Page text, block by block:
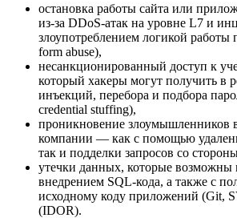
остановка работы сайта или
из-за DDoS-атак на уровне L7 и
злоупотреблением логикой
form abuse),
несанкционированный доступ к
который хакеры могут получить в
инъекций, перебора и подбора
credential stuffing),
проникновение злоумышленников
компании — как с помощью
так и подделки запросов со
утечки данных, которые возможны
внедрением SQL-кода, а также с
исходному коду приложений (Git,
(IDOR).